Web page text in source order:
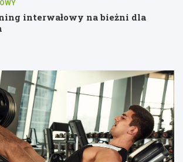
interwałowy na bieżni dla